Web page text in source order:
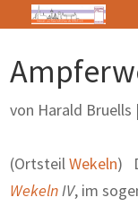
von Harald Bruells |
(OrtsteilWekeln)
WekelnIV, im